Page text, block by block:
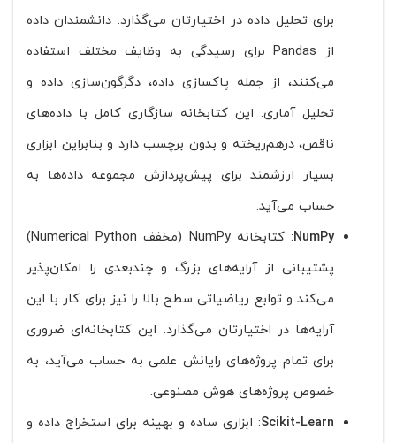
برای تحلیل داده در اختیارتان می‌گذارد. دانشمندان داده
از Pandas برای رسیدگی به وظایف مختلف استفاده
می‌کنند، از جمله پاکسازی داده، دگرگون‌سازی داده و
تحلیل آماری. این کتابخانه سازگاری کامل با داده‌های
ناقص، درهم‌ریخته و بدون برچسب دارد و بنابراین ابزاری
بسیار ارزشمند برای پیش‌پردازش مجموعه داده‌ها به
حساب می‌آید.
NumPy
: کتابخانه NumPy (مخفف Numerical Python)
پشتیبانی از آرایه‌های بزرگ و چندبعدی را امکان‌پذیر
می‌کند و توابع ریاضیاتی سطح بالا را نیز برای کار با این
آرایه‌ها در اختیارتان می‌گذارد. این کتابخانه‌ای ضروری
برای تمام پروژه‌های رایانش علمی به حساب می‌آید، به
خصوص پروژه‌های هوش مصنوعی.
Scikit-Learn: ابزاری ساده و بهینه برای استخراج داده و